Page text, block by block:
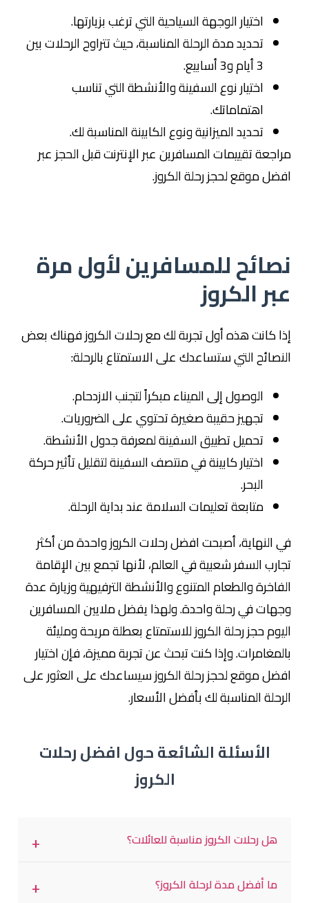
اختيار الوجهة السياحية التي ترغب بزيارتها.
تحديد مدة الرحلة المناسبة، حيث تتراوح الرحلات بين
3 أيام و3 أسابيع.
اختيار نوع السفينة والأنشطة التي تناسب
اهتماماتك.
تحديد الميزانية ونوع الكابينة المناسبة لك.
مراجعة تقييمات المسافرين عبر الإنترنت قبل الحجز عبر
افضل موقع لحجز رحلة الكروز.
نصائح للمسافرين لأول مرة
عبر الكروز
إذا كانت هذه أول تجربة لك مع رحلات الكروز فهناك بعض
النصائح التي ستساعدك على الاستمتاع بالرحلة:
الوصول إلى الميناء مبكراً لتجنب الازدحام.
تجهيز حقيبة صغيرة تحتوي على الضروريات.
تحميل تطبيق السفينة لمعرفة جدول الأنشطة.
اختيار كابينة في منتصف السفينة لتقليل تأثير حركة
البحر.
متابعة تعليمات السلامة عند بداية الرحلة.
في النهاية، أصبحت افضل رحلات الكروز واحدة من أكثر
تجارب السفر شعبية في العالم، لأنها تجمع بين الإقامة
الفاخرة والطعام المتنوع والأنشطة الترفيهية وزيارة عدة
وجهات في رحلة واحدة. ولهذا يفضل ملايين المسافرين
اليوم حجز رحلة الكروز للاستمتاع بعطلة مريحة ومليئة
بالمغامرات. وإذا كنت تبحث عن تجربة مميزة، فإن اختيار
افضل موقع لحجز رحلة الكروز سيساعدك على العثور على
الرحلة المناسبة لك بأفضل الأسعار.
الأسئلة الشائعة حول افضل رحلات
الكروز
هل رحلات الكروز مناسبة للعائلات؟
نعم، توفر معظم سفن الكروز أنشطة ترفيهية وبرامج
ما أفضل مدة لرحلة الكروز؟